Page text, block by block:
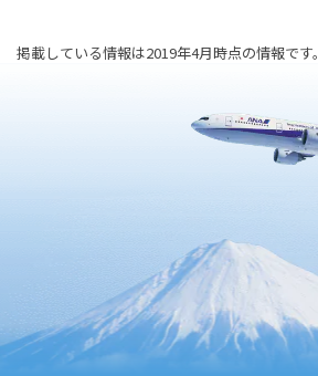
掲載している情報は2019年4月時点の情報です。